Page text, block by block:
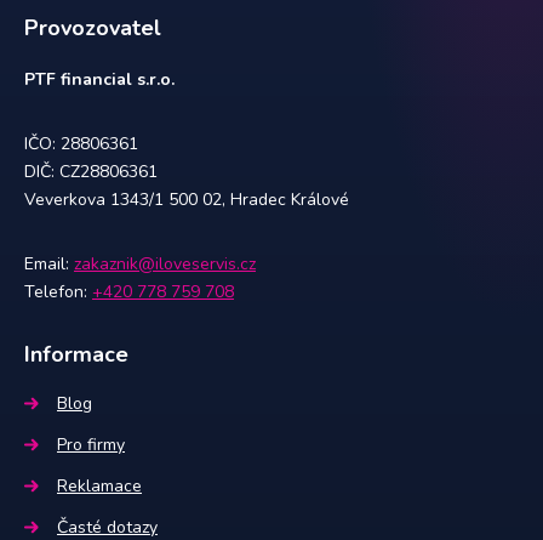
Provozovatel
PTF financial s.r.o.
IČO: 28806361
DIČ: CZ28806361
Veverkova 1343/1 500 02, Hradec Králové
Email: zakaznik@iloveservis.cz
Telefon: +420 778 759 708
Informace
Blog
Pro firmy
Reklamace
Časté dotazy